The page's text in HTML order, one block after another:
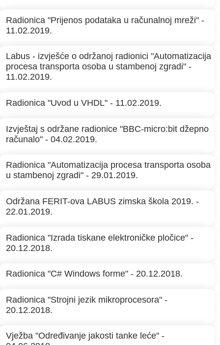
Radionica "Prijenos podataka u računalnoj mreži" -
11.02.2019.
Labus - izvješće o održanoj radionici "Automatizacija
procesa transporta osoba u stambenoj zgradi" -
11.02.2019.
Radionica "Uvod u VHDL" - 11.02.2019.
Izvještaj s održane radionice "BBC-micro:bit džepno
računalo" - 04.02.2019.
Radionica "Automatizacija procesa transporta osoba
u stambenoj zgradi" - 29.01.2019.
Održana FERIT-ova LABUS zimska škola 2019. -
22.01.2019.
Radionica "Izrada tiskane elektroničke pločice" -
20.12.2018.
Radionica "C# Windows forme" - 20.12.2018.
Radionica "Strojni jezik mikroprocesora" -
20.12.2018.
Vježba "Određivanje jakosti tanke leće" -